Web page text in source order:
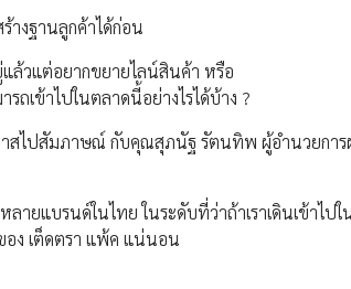
างฐานลูกค้าได้ก่อน
ล้วแต่อยากขยายไลน์สินค้า หรือ
ถเข้าไปในตลาดนี้อย่างไรได้บ้าง ?
สไปสัมภาษณ์ กับคุณสุภนัฐ รัตนทิพ ผู้อำนวยกา
ายแบรนด์ในไทย ในระดับที่ว่าถ้าเราเดินเข้าไ
อง เต็ดตรา แพ้ค แน่นอน